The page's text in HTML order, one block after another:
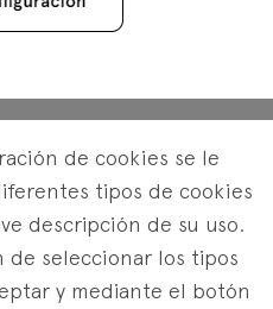
de cookies se le
tipos de cookies
descripción de su uso.
de seleccionar los tipos
y mediante el botón